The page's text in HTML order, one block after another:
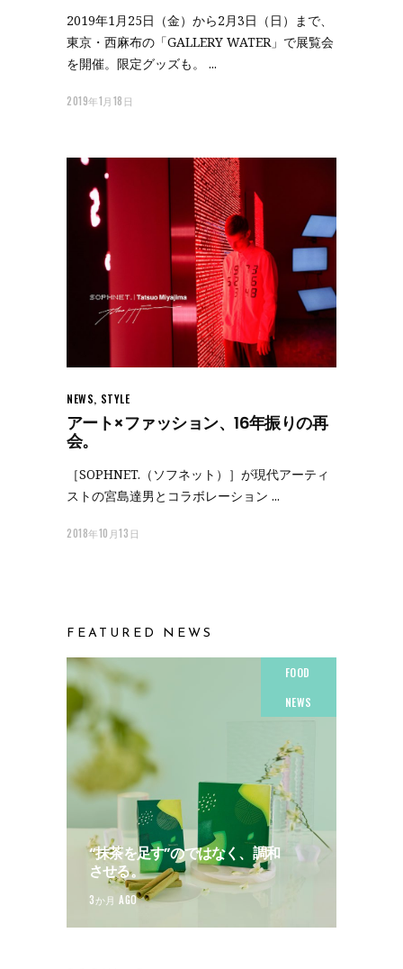
2019年1月25日（金）から2月3日（日）まで、
東京・西麻布の「GALLERY WATER」で展覧会
を開催。限定グッズも。
2019年1月18日
NEWS, STYLE
アート×ファッション、16年振りの再
会。
［SOPHNET.（ソフネット）］が現代アーティ
ストの宮島達男とコラボレーション
2018年10月13日
FEATURED NEWS
FOOD
NEWS
“抹茶を足す”のではなく、調和
させる。
3か月 AGO